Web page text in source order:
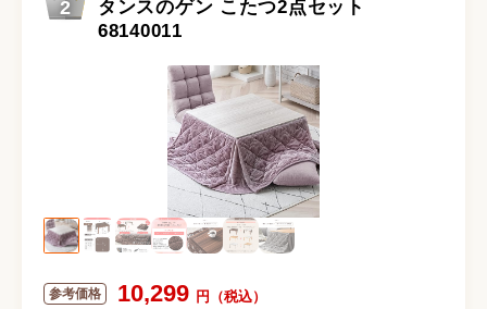
2
タンスのゲン こたつ2点セット
68140011
10,299